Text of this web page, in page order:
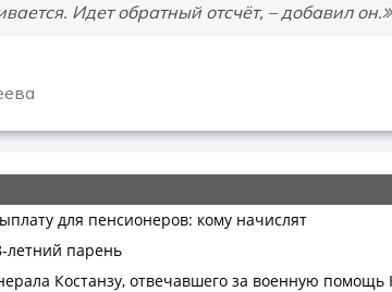
Идет обратный отсчёт, – добавил он.